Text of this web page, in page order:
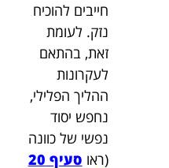
חייבים להוכיח
נזק. לעומת
זאת, בהתאם
לעקרונות
ההליך הפלילי,
נחפש יסוד
נפשי של כוונה
(ראו
סעיף 20